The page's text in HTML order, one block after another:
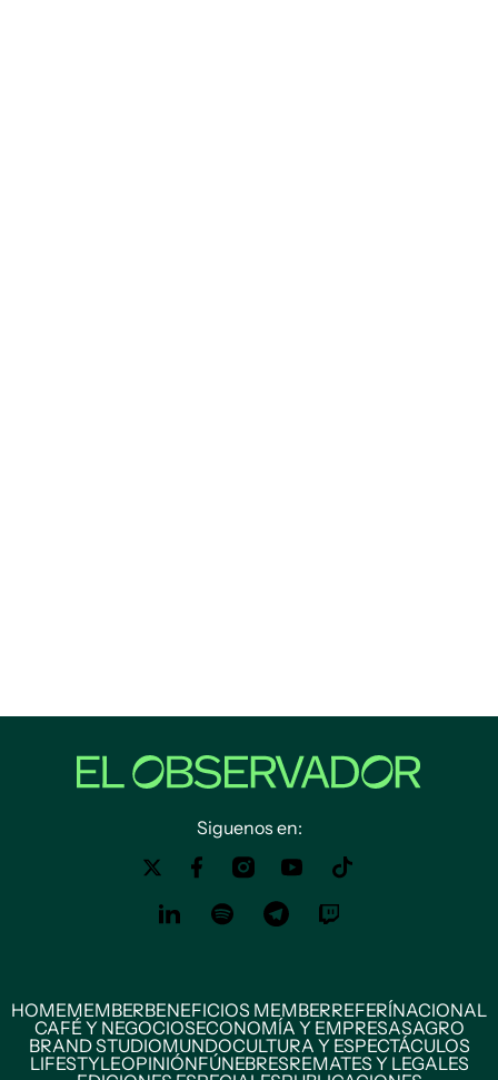
Siguenos en:
HOMEMEMBERBENEFICIOS MEMBERREFERÍNACIONAL
CAFÉ Y NEGOCIOSECONOMÍA Y EMPRESASAGRO
BRAND STUDIOMUNDOCULTURA Y ESPECTÁCULOS
LIFESTYLEOPINIÓNFÚNEBRESREMATES Y LEGALES